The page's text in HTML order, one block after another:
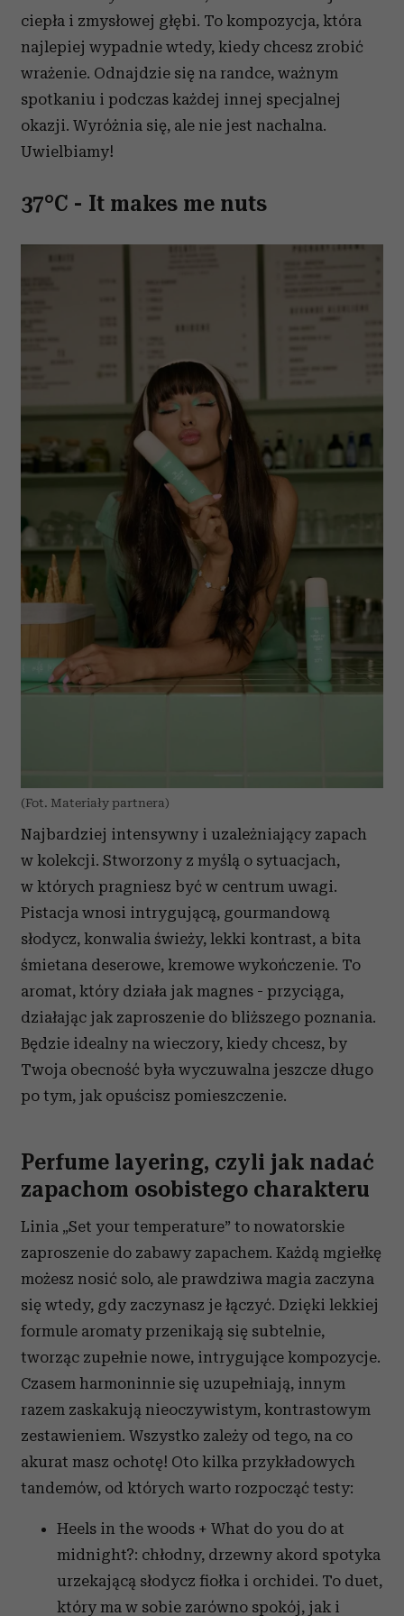
korzystasz z naszej witryny, udostępniamy partnerom
społecznościowym, reklamowym i analitycznym.
Partnerzy mogą połączyć te informacje z innymi danymi
otrzymanymi od Ciebie lub uzyskanymi podczas
korzystania z ich usług.
ciepła i zmysłowej głębi. To kompozycja, która
najlepiej wypadnie wtedy, kiedy chcesz zrobić
wrażenie. Odnajdzie się na randce, ważnym
spotkaniu i podczas każdej innej specjalnej
okazji. Wyróżnia się, ale nie jest nachalna.
Uwielbiamy!
37°C - It makes me nuts
(Fot. Materiały partnera)
Najbardziej intensywny i uzależniający zapach
w kolekcji. Stworzony z myślą o sytuacjach,
w których pragniesz być w centrum uwagi.
Pistacja wnosi intrygującą, gourmandową
słodycz, konwalia świeży, lekki kontrast, a bita
śmietana deserowe, kremowe wykończenie. To
aromat, który działa jak magnes - przyciąga,
działając jak zaproszenie do bliższego poznania.
Będzie idealny na wieczory, kiedy chcesz, by
Twoja obecność była wyczuwalna jeszcze długo
po tym, jak opuścisz pomieszczenie.
Perfume layering, czyli jak nadać
zapachom osobistego charakteru
Linia „Set your temperature” to nowatorskie
zaproszenie do zabawy zapachem. Każdą mgiełkę
możesz nosić solo, ale prawdziwa magia zaczyna
się wtedy, gdy zaczynasz je łączyć. Dzięki lekkiej
formule aromaty przenikają się subtelnie,
tworząc zupełnie nowe, intrygujące kompozycje.
Czasem harmoninnie się uzupełniają, innym
razem zaskakują nieoczywistym, kontrastowym
zestawieniem. Wszystko zależy od tego, na co
akurat masz ochotę! Oto kilka przykładowych
tandemów, od których warto rozpocząć testy:
Heels in the woods + What do you do at
midnight?: chłodny, drzewny akord spotyka
urzekającą słodycz fiołka i orchidei. To duet,
który ma w sobie zarówno spokój, jak i